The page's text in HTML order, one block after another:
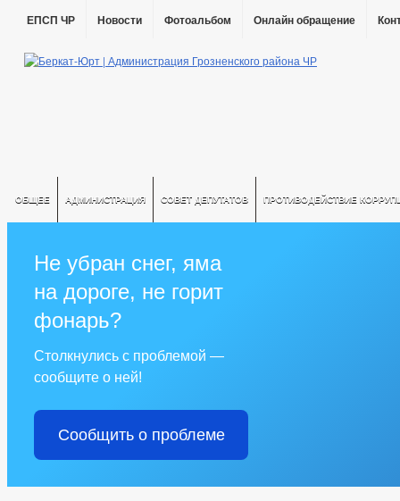
ЕПСП ЧР Новости Фотоальбом Онлайн обращение
ОБЩЕЕ АДМИНИСТРАЦИЯ СОВЕТ ДЕПУТАТОВ ПРОТИВОДЕЙСТВИЕ
Не убран снег, яма
на дороге, не горит
фонарь?
Столкнулись с проблемой —
сообщите о ней!
Сообщить о проблеме